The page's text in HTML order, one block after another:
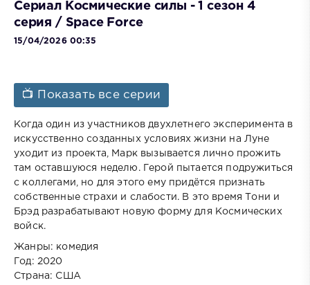
Сериал Космические силы - 1 сезон 4
серия / Space Force
15/04/2026 00:35
📺 Показать все серии
Когда один из участников двухлетнего эксперимента в
искусственно созданных условиях жизни на Луне
уходит из проекта, Марк вызывается лично прожить
там оставшуюся неделю. Герой пытается подружиться
с коллегами, но для этого ему придётся признать
собственные страхи и слабости. В это время Тони и
Брэд разрабатывают новую форму для Космических
войск.
Жанры: комедия
Год: 2020
Страна: США